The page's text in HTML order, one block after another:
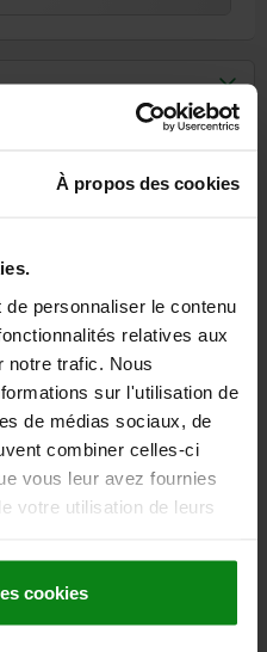
À propos des cookies
personnaliser le contenu
relatives aux
notre trafic. Nous
sur l'utilisation de
de médias sociaux, de
combiner celles-ci
vous leur avez fournies
votre utilisation de leurs
cookies
ont
acheté
NOUVEAU
DIN ISO 606, prêts à